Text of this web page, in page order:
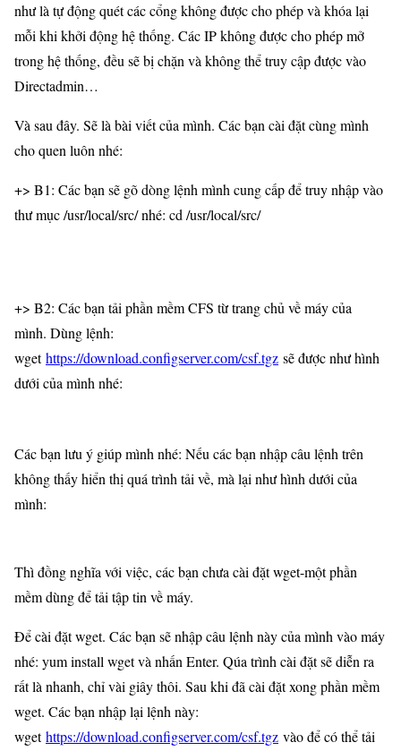
như là tự động quét các cổng không được cho phép và khóa lại
mỗi khi khởi động hệ thống. Các IP không được cho phép mở
trong hệ thống, đều sẽ bị chặn và không thể truy cập được vào
Directadmin…
Và sau đây. Sẽ là bài viết của mình. Các bạn cài đặt cùng mình
cho quen luôn nhé:
+> B1: Các bạn sẽ gõ dòng lệnh mình cung cấp để truy nhập vào
thư mục /usr/local/src/ nhé: cd /usr/local/src/
+> B2: Các bạn tải phần mềm CFS từ trang chủ về máy của
mình. Dùng lệnh:
wgethttps://download.configserver.com/csf.tgz sẽ được như hình
dưới của mình nhé:
Các bạn lưu ý giúp mình nhé: Nếu các bạn nhập câu lệnh trên
không thấy hiển thị quá trình tải về, mà lại như hình dưới của
mình:
Thì đồng nghĩa với việc, các bạn chưa cài đặt wget-một phần
mềm dùng để tải tập tin về máy.
Để cài đặt wget. Các bạn sẽ nhập câu lệnh này của mình vào máy
nhé: yum install wget và nhấn Enter. Qúa trình cài đặt sẽ diễn ra
rất là nhanh, chỉ vài giây thôi. Sau khi đã cài đặt xong phần mềm
wget. Các bạn nhập lại lệnh này:
wgethttps://download.configserver.com/csf.tgz vào để có thể tải